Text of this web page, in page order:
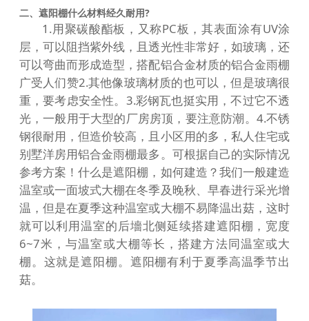
二、遮阳棚什么材料经久耐用?
1.用聚碳酸酯板，又称PC板，其表面涂有UV涂
层，可以阻挡紫外线，且透光性非常好，如玻璃，还
可以弯曲而形成造型，搭配铝合金材质的铝合金雨棚
广受人们赞2.其他像玻璃材质的也可以，但是玻璃很
重，要考虑安全性。3.彩钢瓦也挺实用，不过它不透
光，一般用于大型的厂房房顶，要注意防潮。4.不锈
钢很耐用，但造价较高，且小区用的多，私人住宅或
别墅洋房用铝合金雨棚最多。可根据自己的实际情况
参考方案！什么是遮阳棚，如何建造？我们一般建造
温室或一面坡式大棚在冬季及晚秋、早春进行采光增
温，但是在夏季这种温室或大棚不易降温出菇，这时
就可以利用温室的后墻北侧延续搭建遮阳棚，宽度
6~7米，与温室或大棚等长，搭建方法同温室或大
棚。这就是遮阳棚。遮阳棚有利于夏季高温季节出
菇。